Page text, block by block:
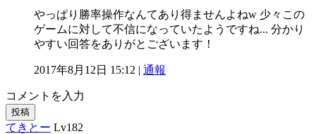
やっぱり勝率操作なんてあり得ませんよねw 少々この
ゲームに対して不信になっていたようですね... 分かり
やすい回答をありがとございます！
2017年8月12日 15:12 | 通報
コメントを入力
投稿
てきとー Lv182